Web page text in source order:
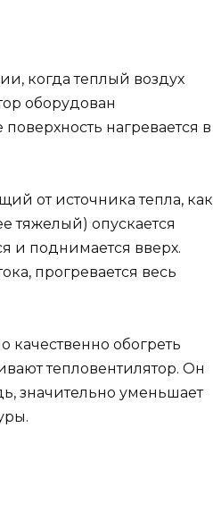
когда теплый воздух
оборудован
нагревается в
от источника тепла, как
тяжелый) опускается
и поднимается вверх.
прогревается весь
качественно обогреть
тепловентилятор. Он
значительно уменьшает